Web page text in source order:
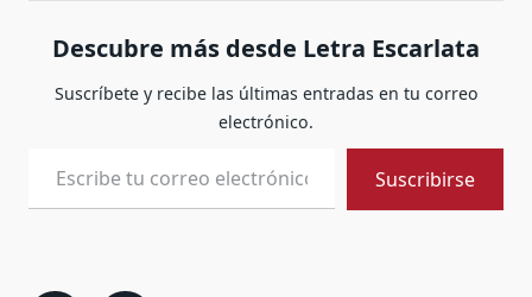
Descubre más desde Letra Escarlata
Suscríbete y recibe las últimas entradas en tu correo
electrónico.
Suscribirse